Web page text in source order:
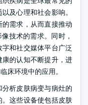
及心理和社会影响。
需求，从而直接推动
技术的需求。同时，
和社交媒体平台广泛
的认知不断提升，进
床环境中的应用。
析皮肤病变与病灶的
这些设备使包括皮肤